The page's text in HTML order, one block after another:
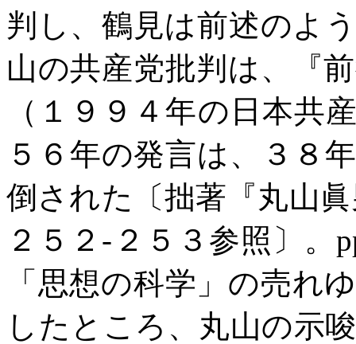
判し、鶴見は前述のよ
山の共産党批判は、『
（１９９４年の日本共
５６年の発言は、３８
倒された〔拙著『丸山
２５２ - ２５３参照〕。
「思想の科学」の売れ
したところ、丸山の示